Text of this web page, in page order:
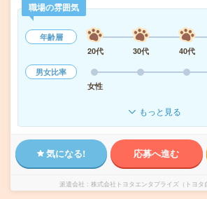
職場の雰囲気
年齢層
20代
30代 40代
男女比率
女性
もっと見る
気になる! 応募へ進む
派遣会社 株式会社トヨタエンタプライズ（トヨタ